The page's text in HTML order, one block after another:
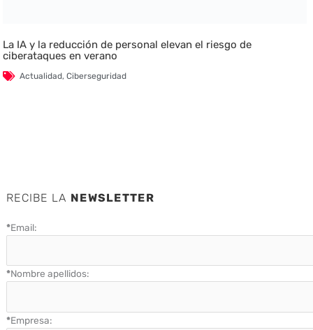
La IA y la reducción de personal elevan el riesgo de
ciberataques en verano
Actualidad,Ciberseguridad
RECIBE LA NEWSLETTER
*Email:
*Nombre apellidos:
*Empresa: